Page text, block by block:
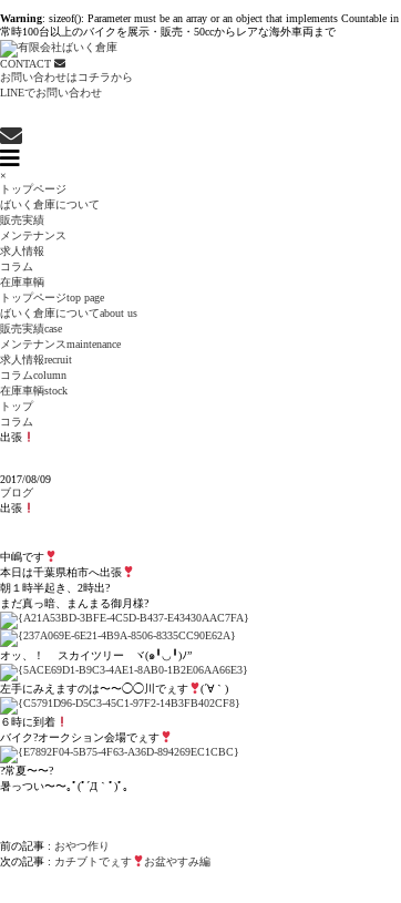
Warning: sizeof(): Parameter must be an array or an object that implements Countable in
常時100台以上のバイクを展示・販売・50ccからレアな海外車両まで
CONTACT
お問い合わせはコチラから
LINEでお問い合わせ
×
トップページ
ばいく倉庫について
販売実績
メンテナンス
求人情報
コラム
在庫車輌
トップページtop page
ばいく倉庫についてabout us
販売実績case
メンテナンスmaintenance
求人情報recruit
コラムcolumn
在庫車輌stock
トップ
コラム
出張
2017/08/09
ブログ
出張
中嶋です
本日は千葉県柏市へ出張
朝１時半起き、2時出?
まだ真っ暗、まんまる御月様?
オッ、！ スカイツリー ヾ(๑╹◡╹)ﾉ”
左手にみえますのは〜〜◯◯川でぇす (´∀｀)
６時に到着
バイク?オークション会場でぇす
?常夏〜〜?
暑っつい〜〜｡ﾟ(ﾟ´Д｀ﾟ)ﾟ｡
前の記事 : おやつ作り
次の記事 : カチブトでぇす お盆やすみ編